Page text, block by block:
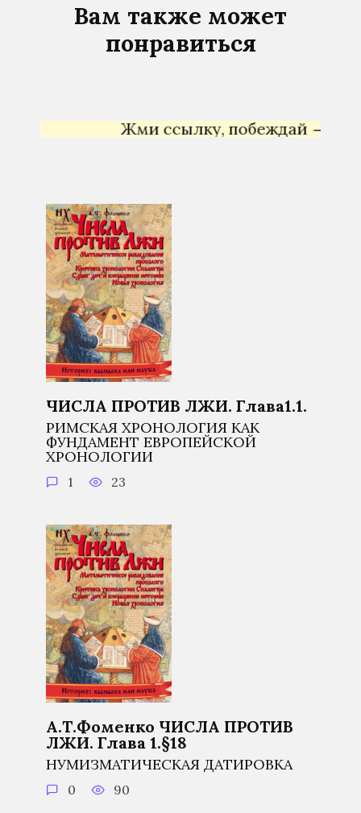
Вам также может
понравиться
Жми ссылку, побеждай →Яндекс
ЧИСЛА ПРОТИВ ЛЖИ. Глава1.1.
РИМСКАЯ ХРОНОЛОГИЯ КАК
ФУНДАМЕНТ ЕВРОПЕЙСКОЙ
ХРОНОЛОГИИ
1 23
А.Т.Фоменко ЧИСЛА ПРОТИВ
ЛЖИ. Глава 1.§18
НУМИЗМАТИЧЕСКАЯ ДАТИРОВКА
0 90